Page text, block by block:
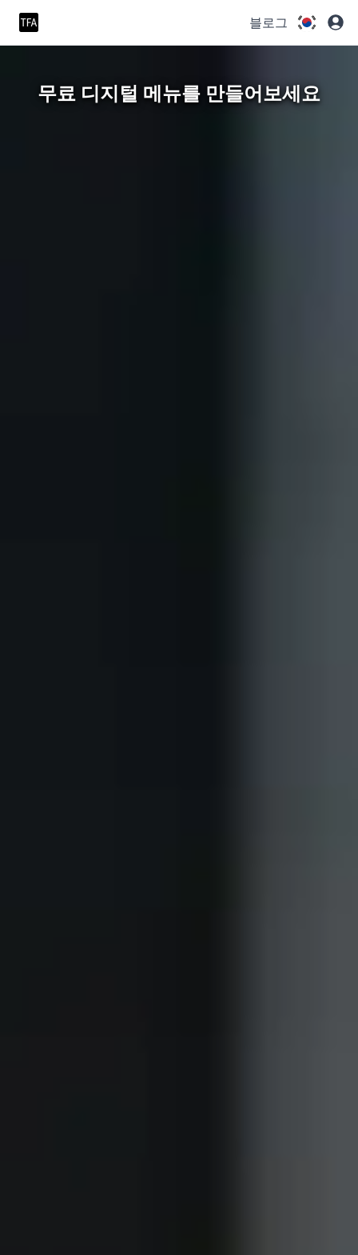
블로그
무료 디지털 메뉴를 만들어보세요